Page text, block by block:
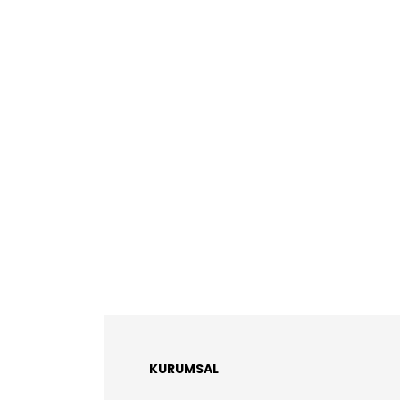
KURUMSAL